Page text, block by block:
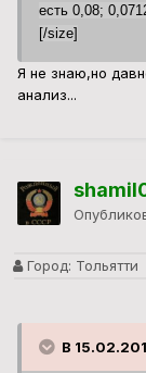
есть 0,08;
[/size]
Я не знаю,но
анализ...
Город: Тольятти
В